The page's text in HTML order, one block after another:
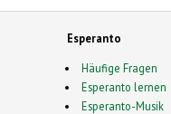
Esperanto
Häufige Fragen
Esperanto lernen
Esperanto-Musik